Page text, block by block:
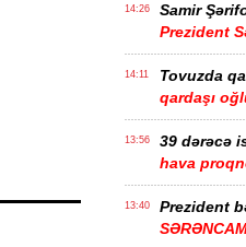
14:26
Samir
Prezident
14:11 Tovuzda
qardaşı
13:56 39 dərəcə
hava
13:40
Prezident